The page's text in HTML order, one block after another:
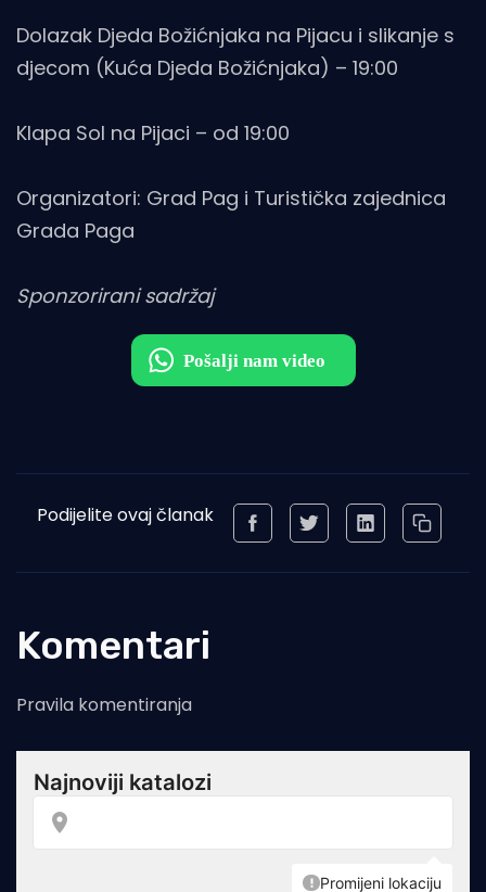
Dolazak Djeda Božićnjaka na Pijacu i slikanje s
djecom (Kuća Djeda Božićnjaka) – 19:00
Klapa Sol na Pijaci – od 19:00
Organizatori: Grad Pag i Turistička zajednica
Grada Paga
Sponzorirani sadržaj
Podijelite ovaj članak
Komentari
Pravila komentiranja